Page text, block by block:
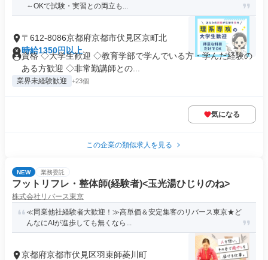
～OKで試験・実習との両立も...
〒612-8086京都府京都市伏見区京町北
時給1350円以上
資格 ◇大学生歓迎 ◇教育学部で学んでいる方・学んだ経験の
ある方歓迎 ◇非常勤講師との...
業界未経験歓迎 +23個
気になる
この企業の類似求人を見る
NEW 業務委託
フットリフレ・整体師(経験者)<玉光湯ひじりのね>
株式会社リバース東京
≪同業他社経験者大歓迎！≫高単価＆安定集客のリバース東京★ど
んなにAIが進歩しても無くなら...
京都府京都市伏見区羽束師菱川町